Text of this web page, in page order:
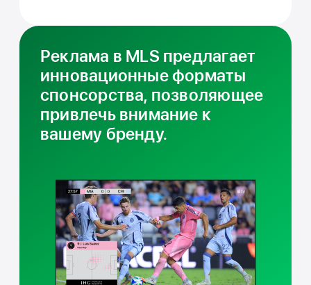
Реклама в MLS предлагает
инновационные форматы
спонсорства, позволяющее
привлечь внимание к
вашему бренду.